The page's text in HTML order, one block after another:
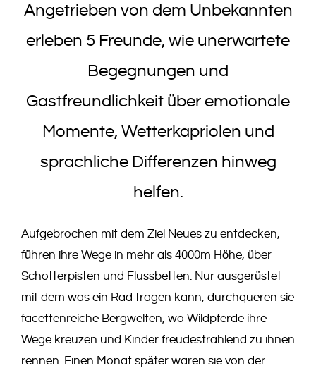
Angetrieben von dem Unbekannten
erleben 5 Freunde, wie unerwartete
Begegnungen und
Gastfreundlichkeit über emotionale
Momente, Wetterkapriolen und
sprachliche Differenzen hinweg
helfen.
Aufgebrochen mit dem Ziel Neues zu entdecken,
führen ihre Wege in mehr als 4000m Höhe, über
Schotterpisten und Flussbetten. Nur ausgerüstet
mit dem was ein Rad tragen kann, durchqueren sie
facettenreiche Bergwelten, wo Wildpferde ihre
Wege kreuzen und Kinder freudestrahlend zu ihnen
rennen. Einen Monat später waren sie von der